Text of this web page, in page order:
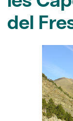
Olla de